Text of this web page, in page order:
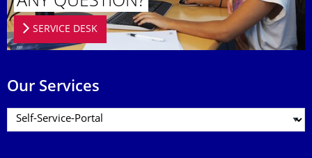
SERVICE DESK
Our Services